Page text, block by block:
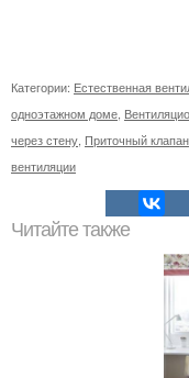
Категории: Естественная
одноэтажном доме
через стену Приточный клапан
вентиляции
Читайте также